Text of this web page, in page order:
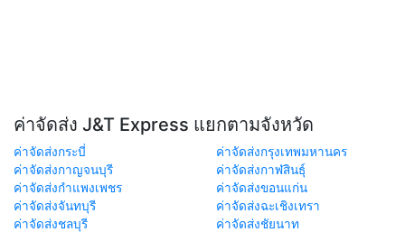
ค่าจัดส่ง J&T Express แยกตามจังหวัด
ค่าจัดส่งกระบี่
ค่าจัดส่งกรุงเทพมหานคร
ค่าจัดส่งกาญจนบุรี
ค่าจัดส่งกาฬสินธุ์
ค่าจัดส่งกำแพงเพชร
ค่าจัดส่งขอนแก่น
ค่าจัดส่งจันทบุรี
ค่าจัดส่งฉะเชิงเทรา
ค่าจัดส่งชลบุรี
ค่าจัดส่งชัยนาท